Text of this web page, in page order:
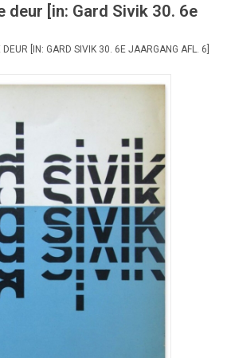
deur [in: Gard Sivik 30. 6e
DEUR [IN: GARD SIVIK 30. 6E JAARGANG AFL. 6]